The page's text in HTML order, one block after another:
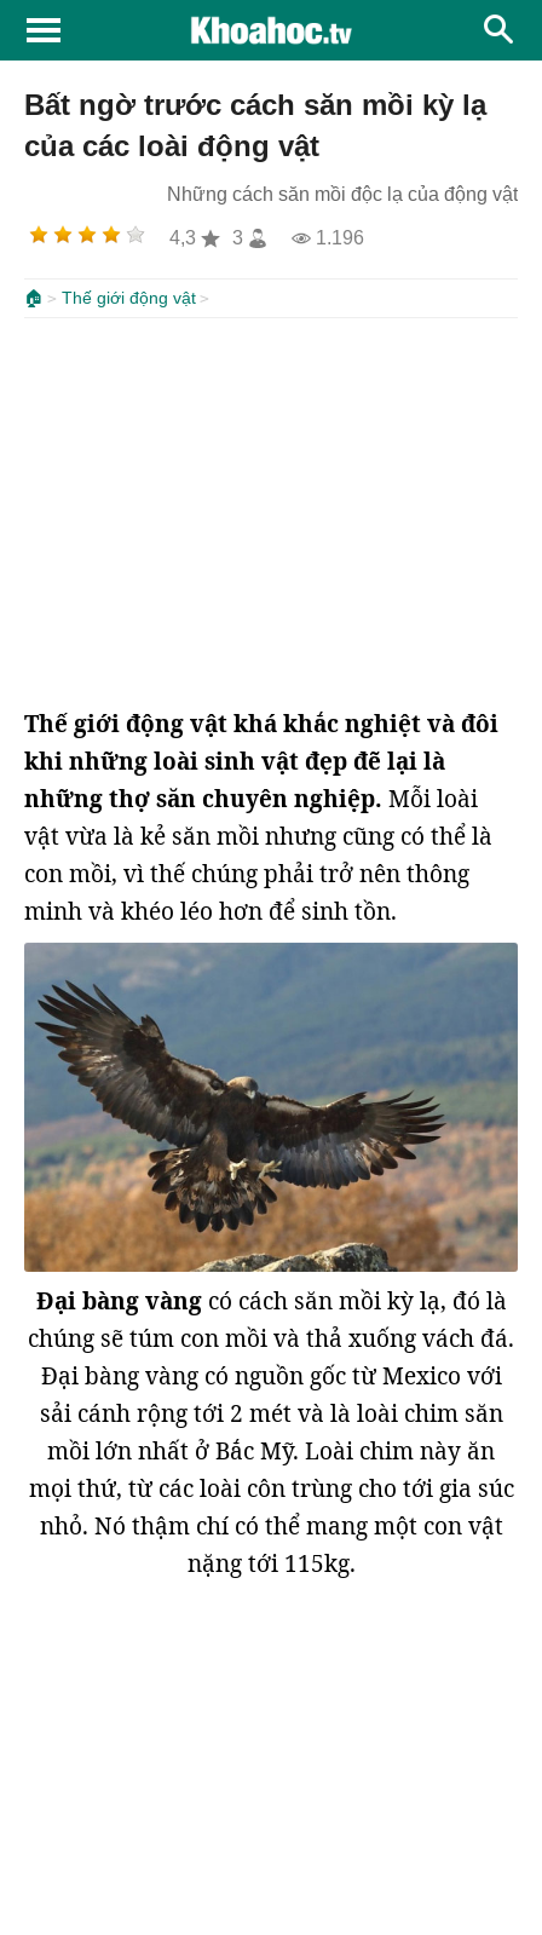
Bất ngờ trước cách săn mồi kỳ lạ
của các loài động vật
Những cách săn mồi độc lạ của động vật
4,3 3 1.196
🏠 Thế giới động vật
Thế giới động vật khá khắc nghiệt và đôi
khi những loài sinh vật đẹp đẽ lại là
những thợ săn chuyên nghiệp. Mỗi loài
vật vừa là kẻ săn mồi nhưng cũng có thể là
con mồi, vì thế chúng phải trở nên thông
minh và khéo léo hơn để sinh tồn.
Đại bàng vàng có cách săn mồi kỳ lạ, đó là
chúng sẽ túm con mồi và thả xuống vách đá.
Đại bàng vàng có nguồn gốc từ Mexico với
sải cánh rộng tới 2 mét và là loài chim săn
mồi lớn nhất ở Bắc Mỹ. Loài chim này ăn
mọi thứ, từ các loài côn trùng cho tới gia súc
nhỏ. Nó thậm chí có thể mang một con vật
nặng tới 115kg.